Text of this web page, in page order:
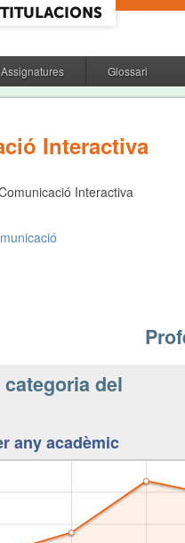
Assignatures Glossari
Interactiva
Interactiva
del
any acadèmic